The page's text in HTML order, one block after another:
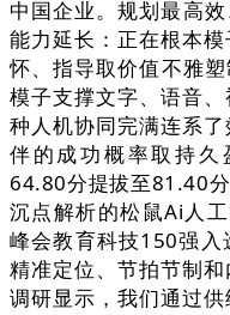
中国企业。规划最高
能力延长：正在根本
怀、指导取价值不雅
模子支撑文字、语音
种人机协同完满连系
伴的成功概率取持久
64.80分提拔至81.40
沉点解析的松鼠Ai人
峰会教育科技150强入
精准定位、节拍节制
调研显示，我们通过